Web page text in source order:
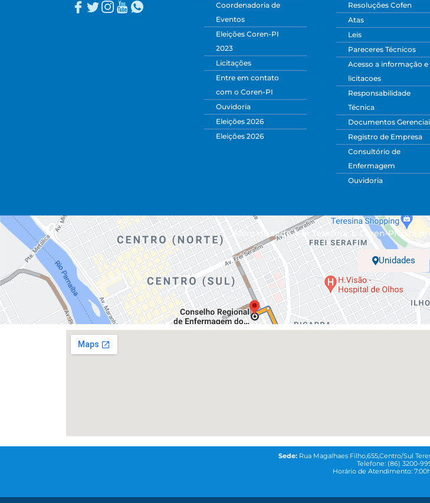
Coordenadoria de
Eventos
Eleições Coren-PI
2023
Licitações
Entre em contato
com o Coren-PI
Ouvidoria
Eleições 2026
Eleições 2026
Resoluções Cofen
Atas
Leis
Pareceres Técnicos
Acesso a informação e
licitacoes
Responsabilidade
Técnica
Documentos
Registro de Empresa
Consultório de
Enfermagem
Ouvidoria
Além da sede, em Teresina, o Coren-PI está
Unidades
Sede: Rua Magalhaes Filho,655,Centro/Sul
Telefone: (86) 3200-
Horário de Atendimento: 7:00h